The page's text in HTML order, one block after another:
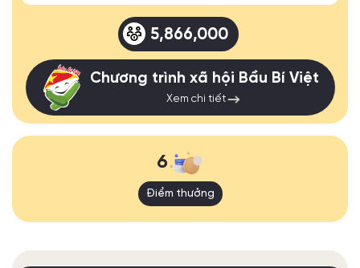
5,866,000
Chương trình xã hội Bầu Bí Việt
Xem chi tiết
6
Điểm thưởng